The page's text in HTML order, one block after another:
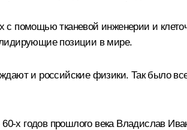
с помощью тканевой инженерии и
позиции в мире.
и российские физики. Так было
х годов прошлого века Владислав